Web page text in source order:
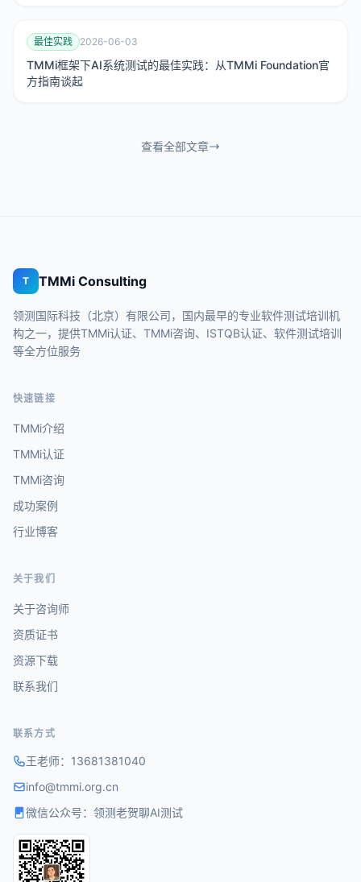
最佳实践 2026-06-03
TMMi框架下AI系统测试的最佳实践：从TMMi Foundation官
方指南谈起
查看全部文章
T TMMi Consulting
领测国际科技（北京）有限公司，国内最早的专业软件测试培训机
构之一，提供TMMi认证、TMMi咨询、ISTQB认证、软件测试培训
等全方位服务
快速链接
TMMi介绍
TMMi认证
TMMi咨询
成功案例
行业博客
关于我们
关于咨询师
资质证书
资源下载
联系我们
联系方式
王老师： 13681381040
info@tmmi.org.cn
微信公众号：领测老贺聊AI测试